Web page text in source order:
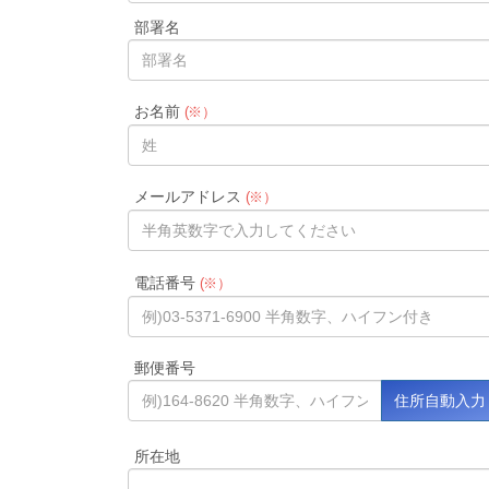
部署名
お名前(※）
メールアドレス (※）
電話番号(※）
郵便番号
所在地